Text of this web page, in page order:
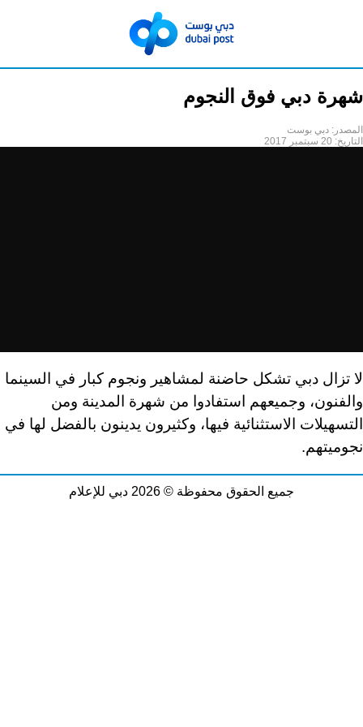
شهرة دبي فوق النجوم
المصدر: دبي بوست
التاريخ: 20 سبتمبر 2017
لا تزال دبي تشكل حاضنة لمشاهير ونجوم كبار في السينما
والفنون، وجميعهم استفادوا من شهرة المدينة ومن
التسهيلات الاستثنائية فيها، وكثيرون يدينون بالفضل لها في
نجوميتهم.
جميع الحقوق محفوظة © 2026 دبي للإعلام